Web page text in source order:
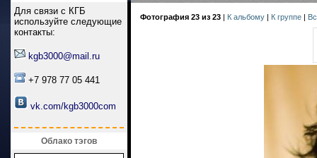
Для связи с КГБ
используйте следующие
контакты:
kgb3000@mail.ru
+7 978 77 05 441
vk.com/kgb3000com
Облако тэгов
Фотография 23 из 23 | К альбому | К группе |